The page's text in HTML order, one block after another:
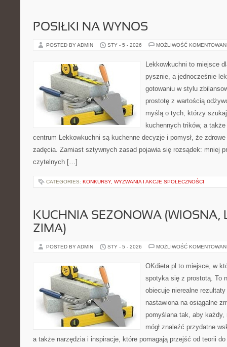
POSIŁKI NA WYNOS
POSTED BY ADMIN STY - 5 - 2026 MOŻLIWOŚĆ
Lekkowkuchni to miejsce
pysznie, a jednocześnie
gotowaniu w stylu
prostotę z wartością
myślą o tych, którzy
kuchennych trików, a
centrum Lekkowkuchni są kuchenne decyzje i pomysł, że
zadęcia. Zamiast sztywnych zasad pojawia się rozsądek: mniej
czytelnych […]
CATEGORIES: KONKURSY, WYZWANIA I AKCJE SPOŁECZNOŚCI
KUCHNIA SEZONOWA (WIOSNA,
ZIMA)
POSTED BY ADMIN STY - 5 - 2026 MOŻLIWOŚĆ
OKdieta.pl to miejsce, w
spotyka się z prostotą. To
obiecuje nierealne
nastawiona na osiągalne
pomyślana tak, aby
mógł znaleźć przydatne
a także narzędzia i inspiracje, które pomagają przejść od teorii